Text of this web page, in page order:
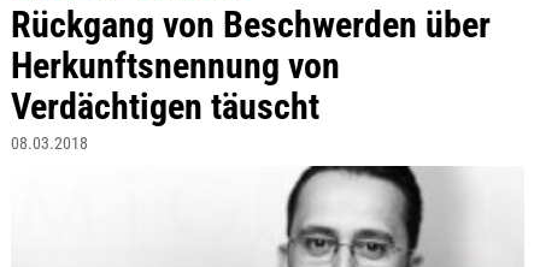
Rückgang von Beschwerden über
Herkunftsnennung von
Verdächtigen täuscht
08.03.2018